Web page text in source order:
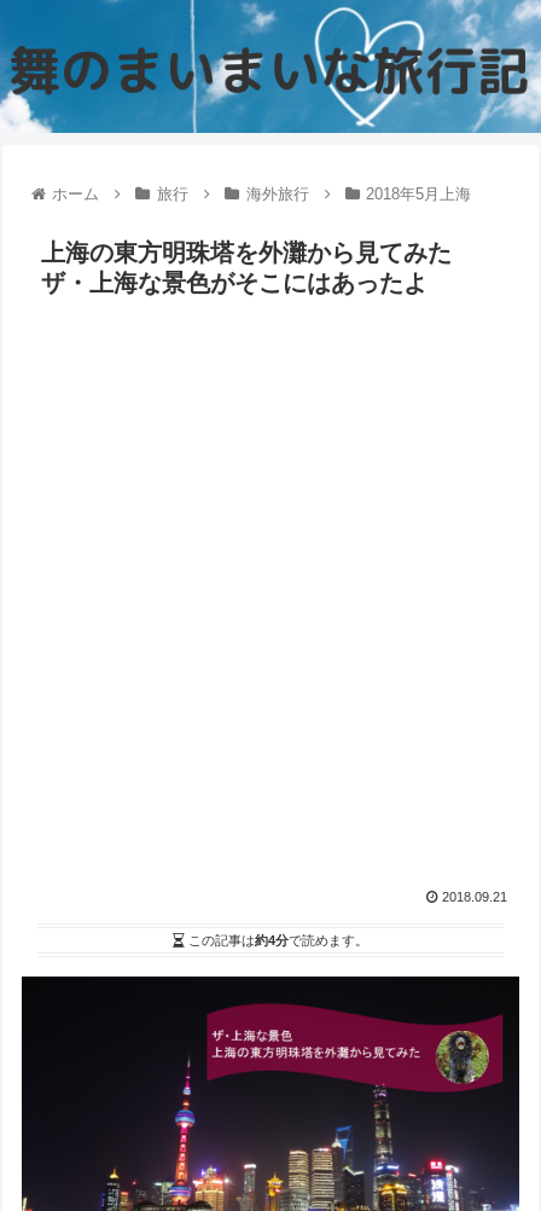
ホーム 旅行 海外旅行 2018年5月上海
上海の東方明珠塔を外灘から見てみた
ザ・上海な景色がそこにはあったよ
2018.09.21
この記事は約4分で読めます。